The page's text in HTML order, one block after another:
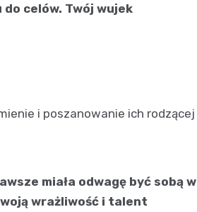
do celów. Twój wujek
i poszanowanie ich rodzącej
miała odwagę być sobą w
wrażliwość i talent